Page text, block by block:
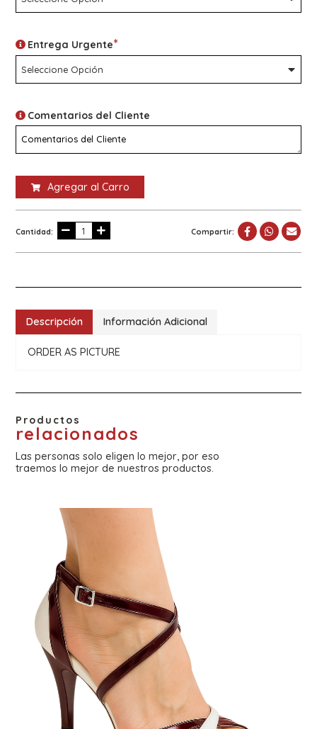
Entrega Urgente*
Comentarios del Cliente
Agregar al Carro
Cantidad: Compartir:
Descripción Información Adicional
ORDER AS PICTURE
Productos
relacionados
Las personas solo eligen lo mejor, por eso
traemos lo mejor de nuestros productos.